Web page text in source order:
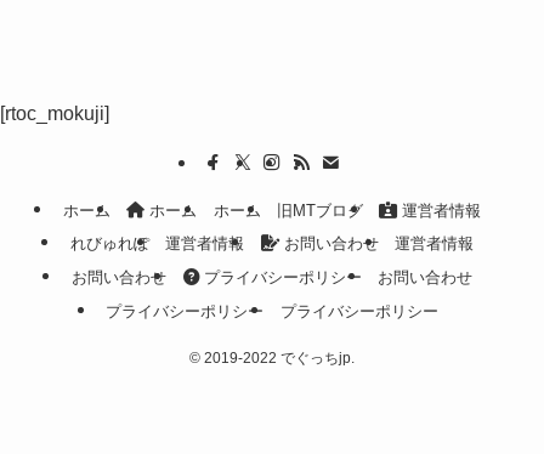
[rtoc_mokuji]
ホーム ホーム ホーム 旧MTブログ
運営者情報
れびゅれぽ
運営者情報 お問い合わせ
運営者情報
お問い合わせ
プライバシーポリシー
お問い合わせ
プライバシーポリシー
プライバシーポリシー
© 2019-2022 でぐっちjp.